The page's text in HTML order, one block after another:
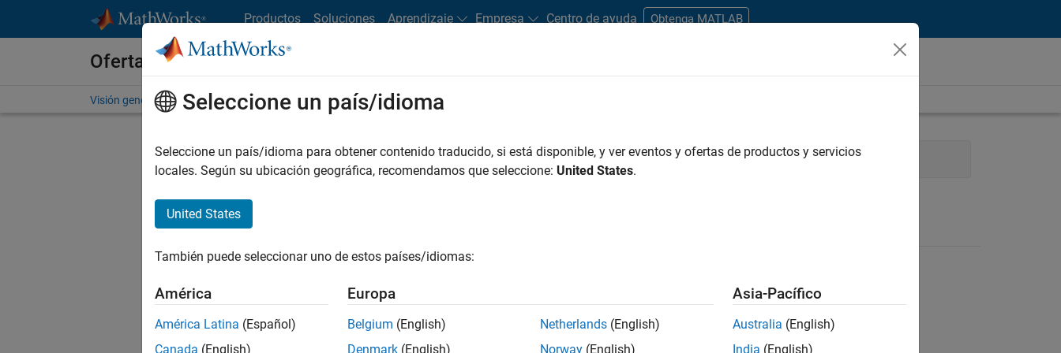
Productos Soluciones Aprendizaje Empresa Centro de ayuda Obtenga MATLAB
Ofertas de empleo en MathWorks
Visión general Búsqueda de empleo Oficinas locales Estudiantes y nuevas carreras
FILTRADO POR Program Management Software Process Engineering Education Marketing
No se han traducido todos los empleos. Busque por ubicación para encontrar todos los empleos en su zona.
Seleccione un país/idioma
Seleccione un país/idioma para obtener contenido traducido, si está disponible, y ver eventos y ofertas de productos y servicios
locales. Según su ubicación geográfica, recomendamos que seleccione: United States.
United States
También puede seleccionar uno de estos países/idiomas:
América
América Latina (Español)
Canada (English)
Europa
Belgium (English)
Denmark (English)
Netherlands (English)
Norway (English)
Asia-Pacífico
Australia (English)
India (English)